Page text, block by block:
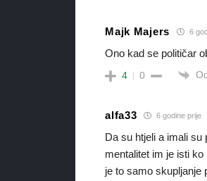
Majk Majers 6
Ono kad se političar
4 0
alfa33 6 godine prije
Da su htjeli a imali
mentalitet im je isti
je to samo skupljanje